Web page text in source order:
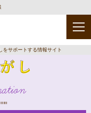
をサポートする情報サイト